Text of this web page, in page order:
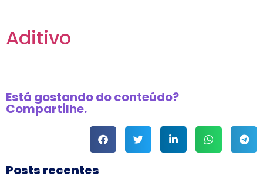
Aditivo
Está gostando do conteúdo?
Compartilhe.
Posts recentes